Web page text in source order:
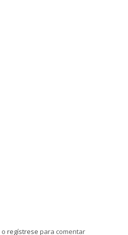
o regístrese para comentar